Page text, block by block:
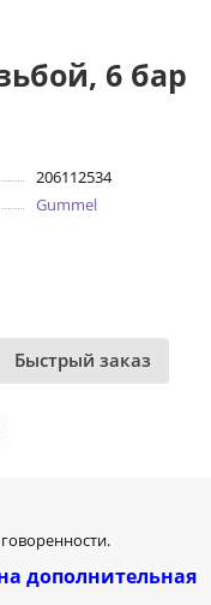
6 бар
206112534
Gummel
Быстрый заказ
дополнительная